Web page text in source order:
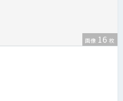
画像 16 枚